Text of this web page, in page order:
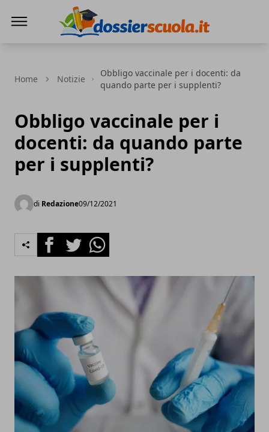
Home Notizie
Obbligo vaccinale per i docenti: da
quando parte per i supplenti?
Obbligo vaccinale per i
docenti: da quando parte
per i supplenti?
di Redazione09/12/2021
FacebookTwitterWhatsapp